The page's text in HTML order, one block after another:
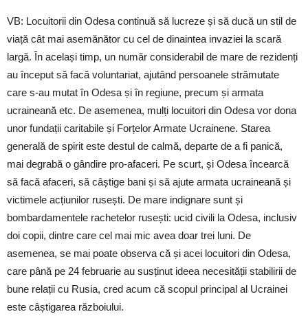
VB: Locuitorii din Odesa continuă să lucreze și să ducă un stil de
viață cât mai asemănător cu cel de dinaintea invaziei la scară
largă. În același timp, un număr considerabil de mare de rezidenți
au început să facă voluntariat, ajutând persoanele strămutate
care s-au mutat în Odesa și în regiune, precum și armata
ucraineană etc. De asemenea, mulți locuitori din Odesa vor dona
unor fundații caritabile și Forțelor Armate Ucrainene. Starea
generală de spirit este destul de calmă, departe de a fi panică,
mai degrabă o gândire pro-afaceri. Pe scurt, și Odesa încearcă
să facă afaceri, să câștige bani și să ajute armata ucraineană și
victimele acțiunilor rusești. De mare indignare sunt și
bombardamentele rachetelor rusești: ucid civili la Odesa, inclusiv
doi copii, dintre care cel mai mic avea doar trei luni. De
asemenea, se mai poate observa că și acei locuitori din Odesa,
care până pe 24 februarie au susținut ideea necesității stabilirii de
bune relații cu Rusia, cred acum că scopul principal al Ucrainei
este câștigarea războiului.